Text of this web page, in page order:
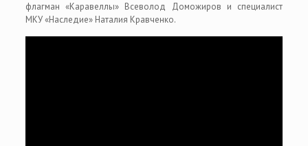
флагман «Каравеллы» Всеволод Доможиров и специалист
МКУ «Наследие» Наталия Кравченко.